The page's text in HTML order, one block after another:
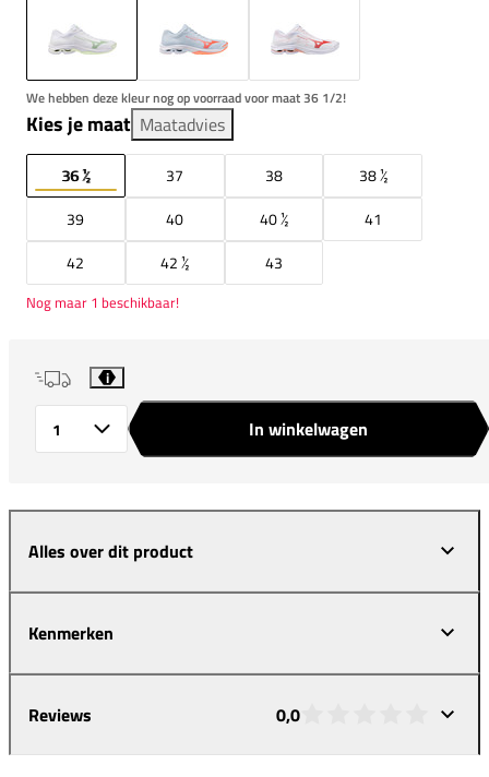
We hebben deze kleur nog op voorraad voor maat 36 1/2!
Kies je maat Maatadvies
36 ½ 37 38
38 ½
39
40 40 ½
41
42
42 ½ 43
Nog maar 1 beschikbaar!
i
In winkelwagen
Alles over dit product
Kenmerken
Reviews 0,0